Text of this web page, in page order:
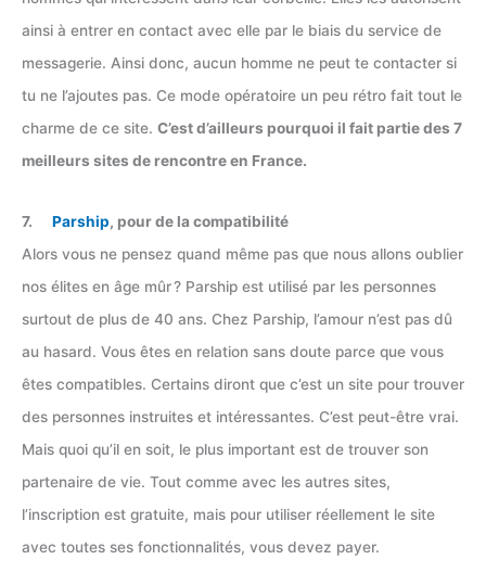
ainsi à entrer en contact avec elle par le biais du service de
messagerie. Ainsi donc, aucun homme ne peut te contacter si
tu ne l’ajoutes pas. Ce mode opératoire un peu rétro fait tout le
charme de ce site. C’est d’ailleurs pourquoi il fait partie des 7
meilleurs sites de rencontre en France.
7. Parship, pour de la compatibilité
Alors vous ne pensez quand même pas que nous allons oublier
nos élites en âge mûr ? Parship est utilisé par les personnes
surtout de plus de 40 ans. Chez Parship, l’amour n’est pas dû
au hasard. Vous êtes en relation sans doute parce que vous
êtes compatibles. Certains diront que c’est un site pour trouver
des personnes instruites et intéressantes. C’est peut-être vrai.
Mais quoi qu’il en soit, le plus important est de trouver son
partenaire de vie. Tout comme avec les autres sites,
l’inscription est gratuite, mais pour utiliser réellement le site
avec toutes ses fonctionnalités, vous devez payer.